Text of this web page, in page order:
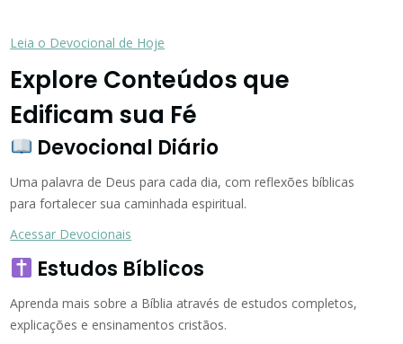
Leia o Devocional de Hoje
Explore Conteúdos que
Edificam sua Fé
Devocional Diário
Uma palavra de Deus para cada dia, com reflexões bíblicas
para fortalecer sua caminhada espiritual.
Acessar Devocionais
Estudos Bíblicos
Aprenda mais sobre a Bíblia através de estudos completos,
explicações e ensinamentos cristãos.